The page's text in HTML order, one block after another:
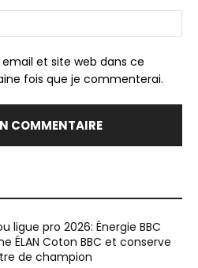
:
et site web dans ce
fois que je commenterai.
ligue pro 2026: Énergie BBC
ÉLAN Coton BBC et conserve
de champion